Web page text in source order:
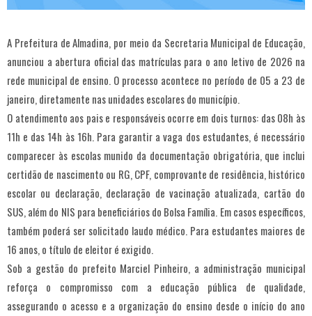
A Prefeitura de Almadina, por meio da Secretaria Municipal de Educação,
anunciou a abertura oficial das matrículas para o ano letivo de 2026 na
rede municipal de ensino. O processo acontece no período de 05 a 23 de
janeiro, diretamente nas unidades escolares do município.
O atendimento aos pais e responsáveis ocorre em dois turnos: das 08h às
11h e das 14h às 16h. Para garantir a vaga dos estudantes, é necessário
comparecer às escolas munido da documentação obrigatória, que inclui
certidão de nascimento ou RG, CPF, comprovante de residência, histórico
escolar ou declaração, declaração de vacinação atualizada, cartão do
SUS, além do NIS para beneficiários do Bolsa Família. Em casos específicos,
também poderá ser solicitado laudo médico. Para estudantes maiores de
16 anos, o título de eleitor é exigido.
Sob a gestão do prefeito Marciel Pinheiro, a administração municipal
reforça o compromisso com a educação pública de qualidade,
assegurando o acesso e a organização do ensino desde o início do ano